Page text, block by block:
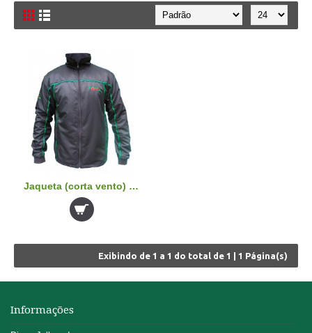
Jaqueta (corta vento) Grupo Taborda
Exibindo de 1 a 1 do total de 1 1 Página(s)
Informações